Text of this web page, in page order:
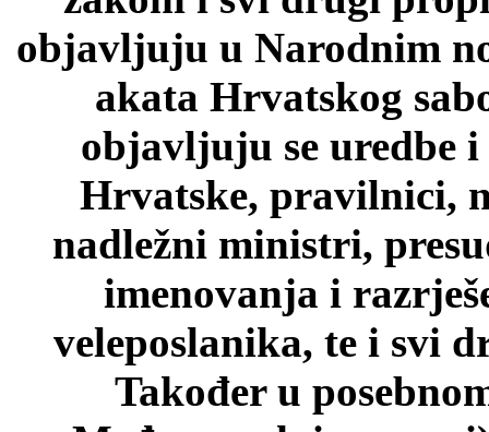
objavljuju u Narodnim
akata Hrvatskog
objavljuju se uredbe
Hrvatske, pravilnici,
nadležni ministri,
imenovanja i
veleposlanika, te i svi
Također u